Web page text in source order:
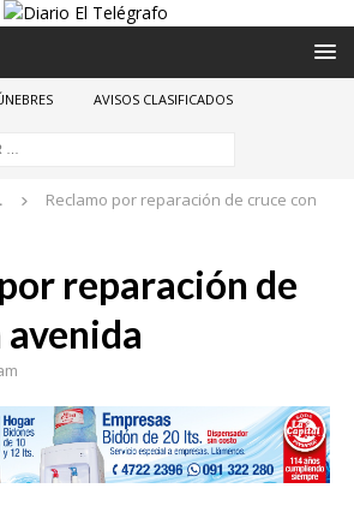
AVISOS CLASIFICADOS
Reclamo por reparación de cruce con
reparación de
avenida